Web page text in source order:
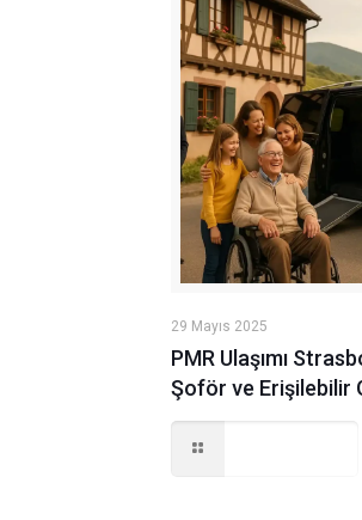
29 Mayıs 2025
PMR Ulaşımı
Şoför ve Erişilebilir